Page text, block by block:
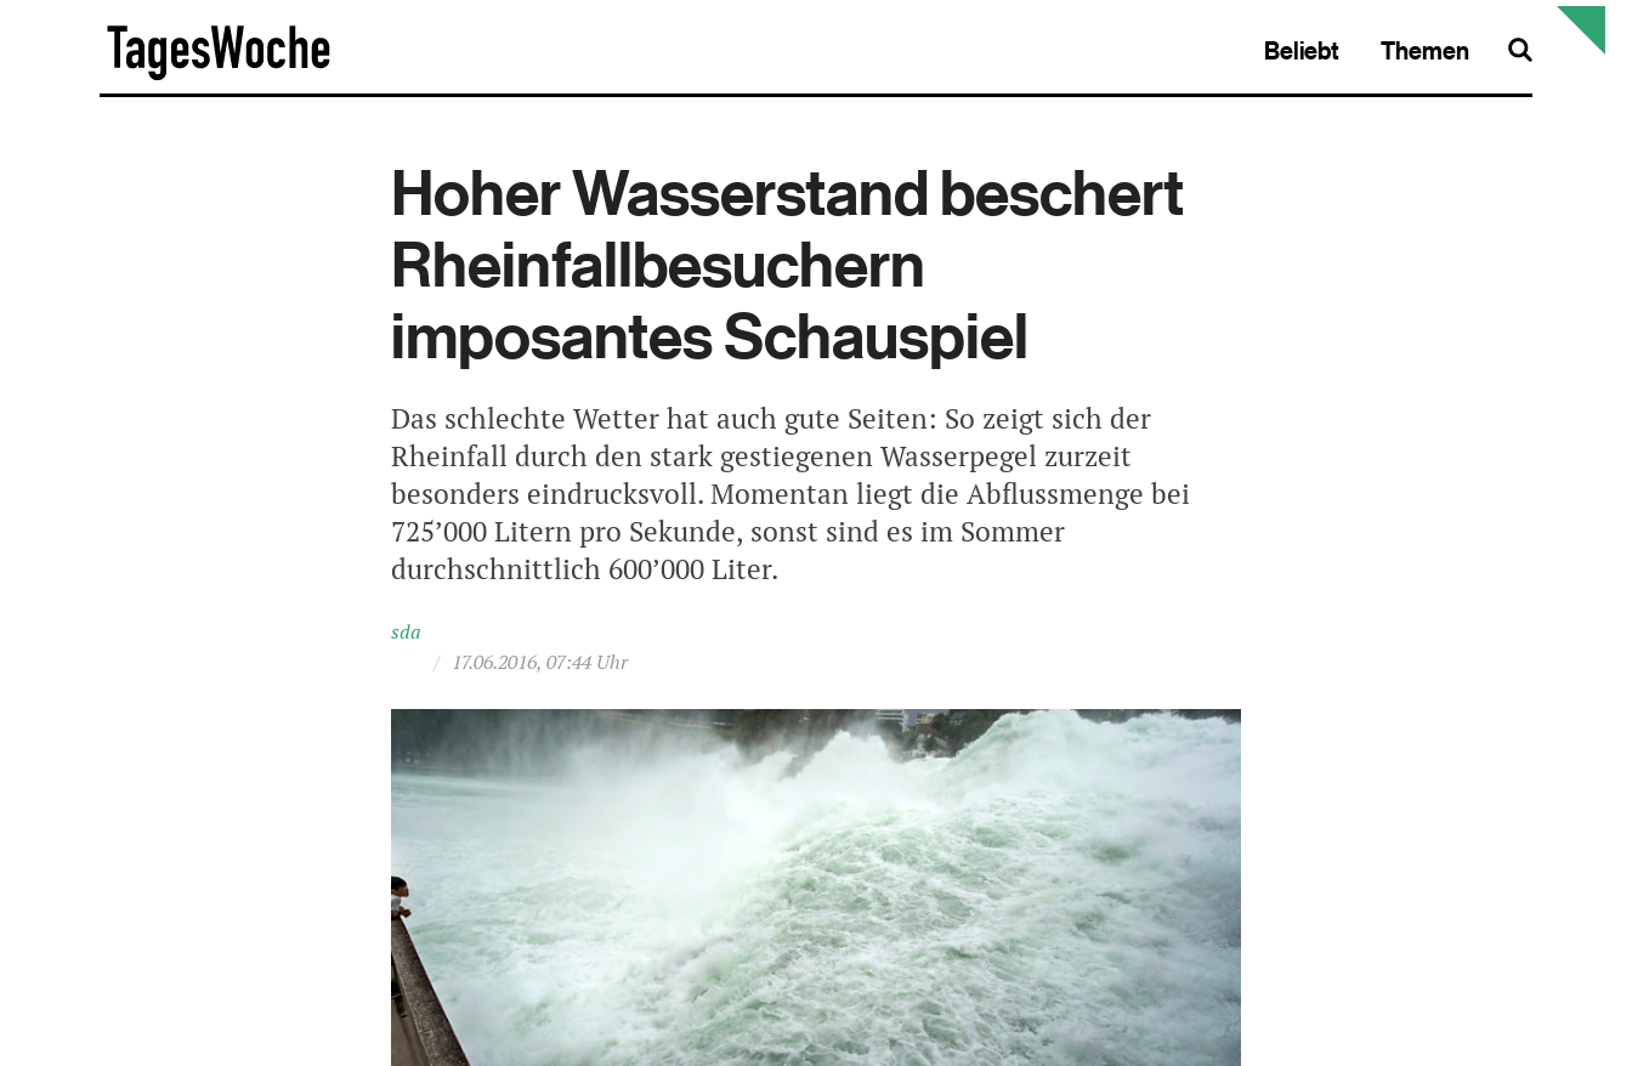
Beliebt Themen
Hoher Wasserstand beschert
Rheinfallbesuchern
imposantes Schauspiel
Das schlechte Wetter hat auch gute Seiten: So zeigt sich der
Rheinfall durch den stark gestiegenen Wasserpegel zurzeit
besonders eindrucksvoll. Momentan liegt die Abflussmenge bei
725’000 Litern pro Sekunde, sonst sind es im Sommer
durchschnittlich 600’000 Liter.
sda
/ 17.06.2016, 07:44 Uhr